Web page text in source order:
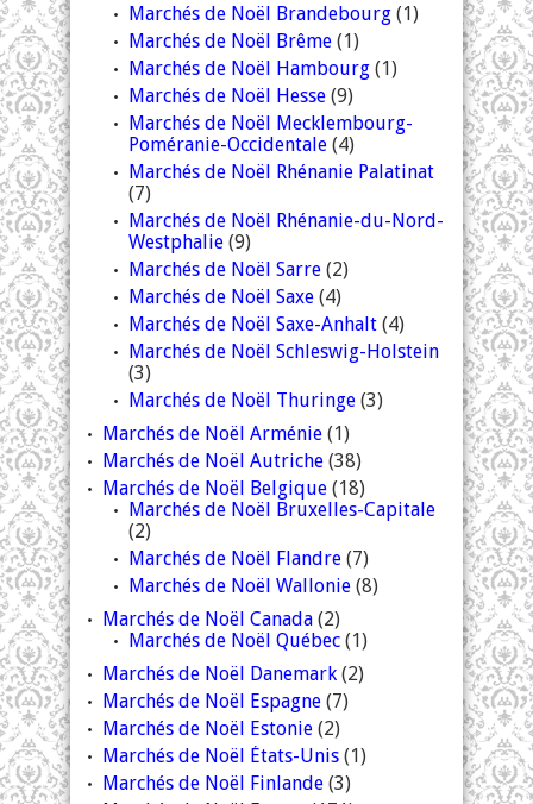
Marchés de Noël Brandebourg (1)
Marchés de Noël Brême (1)
Marchés de Noël Hambourg (1)
Marchés de Noël Hesse (9)
Marchés de Noël Mecklembourg-
Poméranie-Occidentale (4)
Marchés de Noël Rhénanie Palatinat
(7)
Marchés de Noël Rhénanie-du-Nord-
Westphalie (9)
Marchés de Noël Sarre (2)
Marchés de Noël Saxe (4)
Marchés de Noël Saxe-Anhalt (4)
Marchés de Noël Schleswig-Holstein
(3)
Marchés de Noël Thuringe (3)
Marchés de Noël Arménie (1)
Marchés de Noël Autriche (38)
Marchés de Noël Belgique (18)
Marchés de Noël Bruxelles-Capitale
(2)
Marchés de Noël Flandre (7)
Marchés de Noël Wallonie (8)
Marchés de Noël Canada (2)
Marchés de Noël Québec (1)
Marchés de Noël Danemark (2)
Marchés de Noël Espagne (7)
Marchés de Noël Estonie (2)
Marchés de Noël États-Unis (1)
Marchés de Noël Finlande (3)